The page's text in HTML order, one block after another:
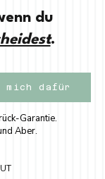
du
.
mich dafür
Garantie.
Aber.